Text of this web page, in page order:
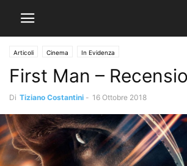
Articoli Cinema In Evidenza
First Man –
Di Tiziano Costantini - 16 Ottobre 2018